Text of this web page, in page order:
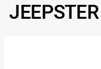
JEEPSTER